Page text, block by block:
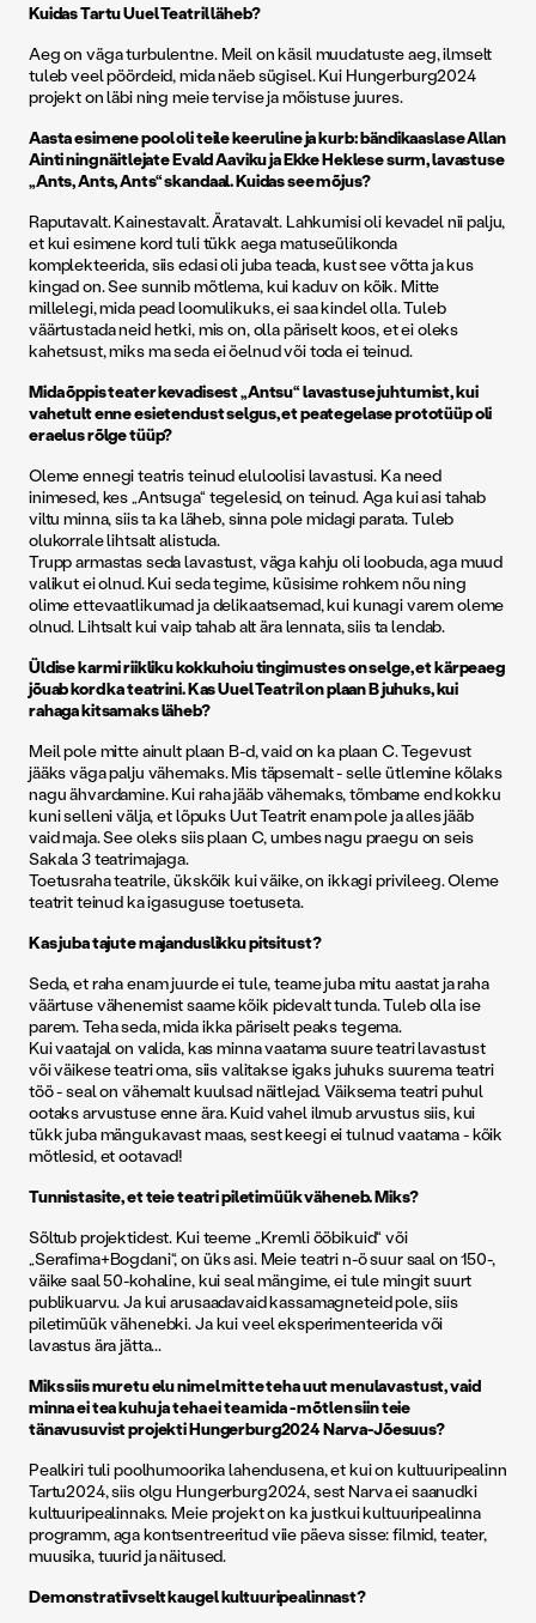
Kuidas Tartu Uuel Teatril läheb?
Aeg on väga turbulentne. Meil on käsil muudatuste aeg, ilmselt
tuleb veel pöördeid, mida näeb sügisel. Kui Hungerburg2024
projekt on läbi ning meie tervise ja mõistuse juures.
Aasta esimene pool oli teile keeruline ja kurb: bändikaaslase Allan
Ainti ning näitlejate Evald Aaviku ja Ekke Heklese surm, lavastuse
„Ants, Ants, Ants“ skandaal. Kuidas see mõjus?
Raputavalt. Kainestavalt. Äratavalt. Lahkumisi oli kevadel nii palju,
et kui esimene kord tuli tükk aega matuseülikonda
komplekteerida, siis edasi oli juba teada, kust see võtta ja kus
kingad on. See sunnib mõtlema, kui kaduv on kõik. Mitte
millelegi, mida pead loomulikuks, ei saa kindel olla. Tuleb
väärtustada neid hetki, mis on, olla päriselt koos, et ei oleks
kahetsust, miks ma seda ei öelnud või toda ei teinud.
Mida õppis teater kevadisest „Antsu“ lavastuse juhtumist, kui
vahetult enne esietendust selgus, et peategelase prototüüp oli
eraelus rõlge tüüp?
Oleme ennegi teatris teinud eluloolisi lavastusi. Ka need
inimesed, kes „Antsuga“ tegelesid, on teinud. Aga kui asi tahab
viltu minna, siis ta ka läheb, sinna pole midagi parata. Tuleb
olukorrale lihtsalt alistuda.
Trupp armastas seda lavastust, väga kahju oli loobuda, aga muud
valikut ei olnud. Kui seda tegime, küsisime rohkem nõu ning
olime ettevaatlikumad ja delikaatsemad, kui kunagi varem oleme
olnud. Lihtsalt kui vaip tahab alt ära lennata, siis ta lendab.
Üldise karmi riikliku kokkuhoiu tingimustes on selge, et kärpeaeg
jõuab kord ka teatrini. Kas Uuel Teatril on plaan B juhuks, kui
rahaga kitsamaks läheb?
Meil pole mitte ainult plaan B-d, vaid on ka plaan C. Tegevust
jääks väga palju vähemaks. Mis täpsemalt - selle ütlemine kõlaks
nagu ähvardamine. Kui raha jääb vähemaks, tõmbame end kokku
kuni selleni välja, et lõpuks Uut Teatrit enam pole ja alles jääb
vaid maja. See oleks siis plaan C, umbes nagu praegu on seis
Sakala 3 teatrimajaga.
Toetusraha teatrile, ükskõik kui väike, on ikkagi privileeg. Oleme
teatrit teinud ka igasuguse toetuseta.
Kas juba tajute majanduslikku pitsitust?
Seda, et raha enam juurde ei tule, teame juba mitu aastat ja raha
väärtuse vähenemist saame kõik pidevalt tunda. Tuleb olla ise
parem. Teha seda, mida ikka päriselt peaks tegema.
Kui vaatajal on valida, kas minna vaatama suure teatri lavastust
või väikese teatri oma, siis valitakse igaks juhuks suurema teatri
töö - seal on vähemalt kuulsad näitlejad. Väiksema teatri puhul
ootaks arvustuse enne ära. Kuid vahel ilmub arvustus siis, kui
tükk juba mängukavast maas, sest keegi ei tulnud vaatama - kõik
mõtlesid, et ootavad!
Tunnistasite, et teie teatri piletimüük väheneb. Miks?
Sõltub projektidest. Kui teeme „Kremli ööbikuid“ või
„Serafima+Bogdani“, on üks asi. Meie teatri n-ö suur saal on 150-,
väike saal 50-kohaline, kui seal mängime, ei tule mingit suurt
publikuarvu. Ja kui arusaadavaid kassamagneteid pole, siis
piletimüük vähenebki. Ja kui veel eksperimenteerida või
lavastus ära jätta...
Miks siis muretu elu nimel mitte teha uut menulavastust, vaid
minna ei tea kuhu ja teha ei tea mida - mõtlen siin teie
tänavusuvist projekti Hungerburg2024 Narva-Jõesuus?
Pealkiri tuli poolhumoorika lahendusena, et kui on kultuuripealinn
Tartu2024, siis olgu Hungerburg2024, sest Narva ei saanudki
kultuuripealinnaks. Meie projekt on ka justkui kultuuripealinna
programm, aga kontsentreeritud viie päeva sisse: filmid, teater,
muusika, tuurid ja näitused.
Demonstratiivselt kaugel kultuuripealinnast?